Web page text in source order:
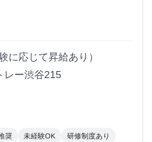
に応じて昇給あり）
レー渋谷215
奨 未経験OK 研修制度あり